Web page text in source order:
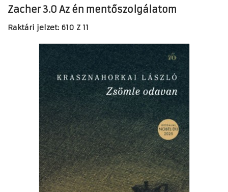
Zacher 3.0 Az én mentőszolgálatom
Raktári jelzet: 610 Z 11